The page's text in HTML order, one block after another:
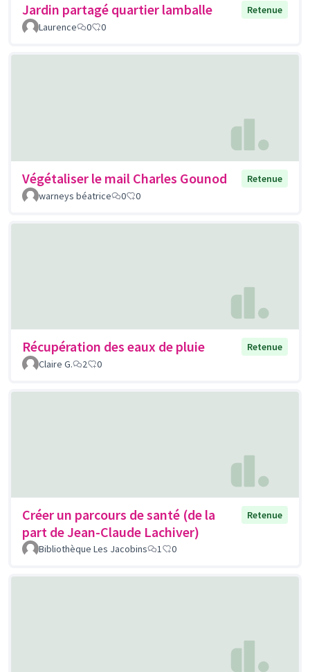
Jardin partagé quartier lamballe
Retenue
Laurence
0 0
Végétaliser le mail Charles Gounod
Retenue
warneys béatrice
0 0
Récupération des eaux de pluie
Retenue
Claire G.
2 0
Créer un parcours de santé (de la
part de Jean-Claude Lachiver)
Retenue
Bibliothèque Les Jacobins 1 0